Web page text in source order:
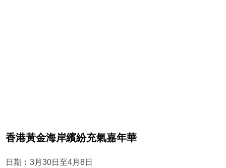
香港黃金海岸繽紛充氣嘉年華
日期︰3月30日至4月8日